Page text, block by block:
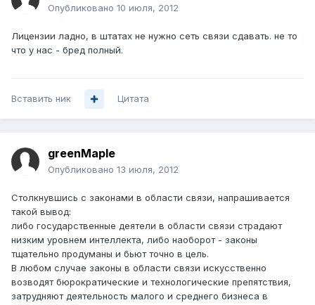
Опубликовано 10 июля, 2012
Лицензии ладно, в штатах не нужно сеть связи сдавать. не то
что у нас - бред полный.
Вставить ник Цитата
greenMaple
Опубликовано 13 июля, 2012
Столкнувшись с законами в области связи, напрашивается
такой вывод:
либо государственные деятели в области связи страдают
низким уровнем интеллекта, либо наоборот - законы
тщательно продуманы и бьют точно в цель.
В любом случае законы в области связи искусственно
возводят бюрократические и технологические препятствия,
затрудняют деятельность малого и среднего бизнеса в